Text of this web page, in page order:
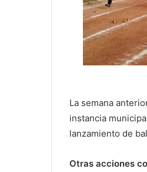
La semana
instancia
lanzamiento de
Otras acciones